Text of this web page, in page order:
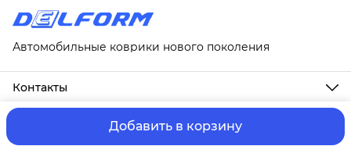
Добавить в корзину
Автомобильные коврики нового поколения
Контакты
Адрес
г. Москва, ул. Новослободская, д. 20, 1А
ⓒ ИП Третьякова Т.А.Оплата и Доставка